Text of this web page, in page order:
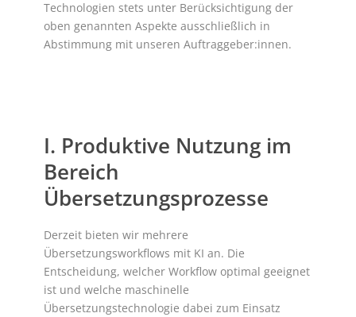
Technologien stets unter Berücksichtigung der
oben genannten Aspekte ausschließlich in
Abstimmung mit unseren Auftraggeber:innen.
I. Produktive Nutzung im
Bereich
Übersetzungsprozesse
Derzeit bieten wir mehrere
Übersetzungsworkflows mit KI an. Die
Entscheidung, welcher Workflow optimal geeignet
ist und welche maschinelle
Übersetzungstechnologie dabei zum Einsatz